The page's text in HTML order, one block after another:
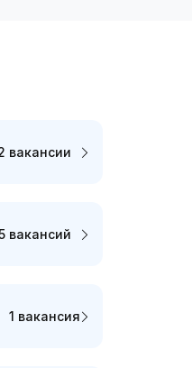
вакансии
вакансий
1 вакансия